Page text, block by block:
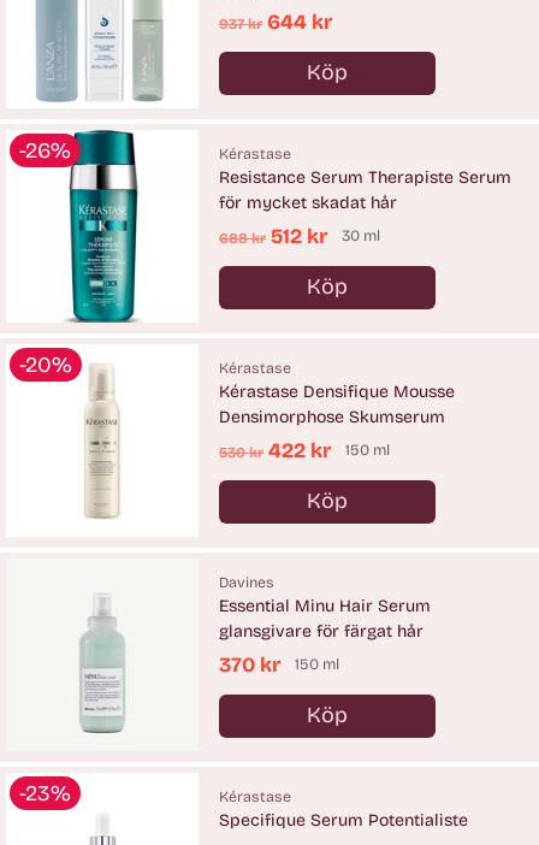
Ordinarie
pris
937 kr 644 kr
Köp
Antal
-26% Kérastase
Resistance Serum Therapiste Serum
för mycket skadat hår
Ordinarie
pris
688 kr 512 kr 30 ml
Köp
Antal
-20% Kérastase
Kérastase Densifique Mousse
Densimorphose Skumserum
Ordinarie
pris
530 kr 422 kr 150 ml
Köp
Antal
Davines
Essential Minu Hair Serum
glansgivare för färgat hår
370 kr 150 ml
Köp
Antal
-23% Kérastase
Specifique Serum Potentialiste